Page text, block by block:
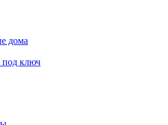
дома
ключ